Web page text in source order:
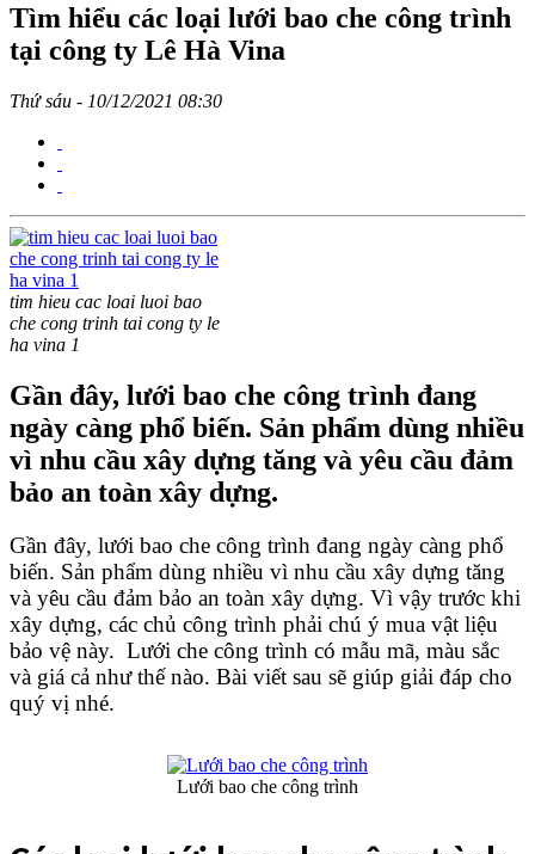
Tìm hiểu các loại lưới bao che công trình
tại công ty Lê Hà Vina
Thứ sáu - 10/12/2021 08:30
tim hieu cac loai luoi bao
che cong trinh tai cong ty le
ha vina 1
Gần đây, lưới bao che công trình đang
ngày càng phổ biến. Sản phẩm dùng nhiều
vì nhu cầu xây dựng tăng và yêu cầu đảm
bảo an toàn xây dựng.
Gần đây, lưới bao che công trình đang ngày càng phổ
biến. Sản phẩm dùng nhiều vì nhu cầu xây dựng tăng
và yêu cầu đảm bảo an toàn xây dựng. Vì vậy trước khi
xây dựng, các chủ công trình phải chú ý mua vật liệu
bảo vệ này.  Lưới che công trình có mẫu mã, màu sắc
và giá cả như thế nào. Bài viết sau sẽ giúp giải đáp cho
quý vị nhé.
Lưới bao che công trình